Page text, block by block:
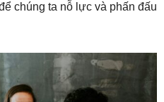
chúng ta nỗ lực và phấn đấu